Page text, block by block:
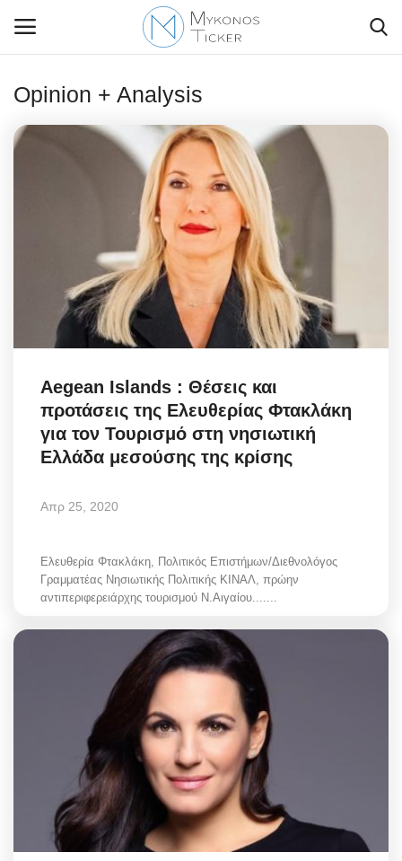
Contact Us
Greece
Entertainment
Arts & Culture
Mykonos
Mykonos Ticker TV
In Pictures
Science & Tech
Opinion + Analysis
Aegean Islands : Θέσεις και
προτάσεις της Ελευθερίας Φτακλάκη
για τον Τουρισμό στη νησιωτική
Ελλάδα μεσούσης της κρίσης
Απρ 25, 2020
Ελευθερία Φτακλάκη, Πολιτικός Επιστήμων/Διεθνολόγος
Γραμματέας Νησιωτικής Πολιτικής ΚΙΝΑΛ, πρώην
αντιπεριφερειάρχης τουρισμού Ν.Αιγαίου.......